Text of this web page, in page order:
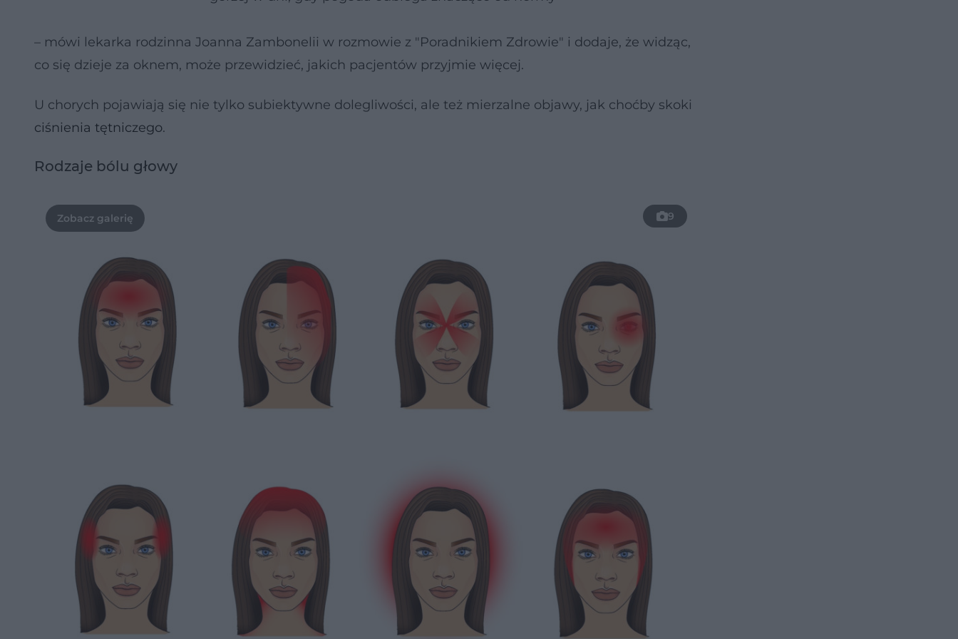
– mówi lekarka rodzinna Joanna Zambonelii w rozmowie z "Poradnikiem Zdrowie" i dodaje, że widząc,
co się dzieje za oknem, może przewidzieć, jakich pacjentów przyjmie więcej.
U chorych pojawiają się nie tylko subiektywne dolegliwości, ale też mierzalne objawy, jak choćby skoki
ciśnienia tętniczego.
Rodzaje bólu głowy
9